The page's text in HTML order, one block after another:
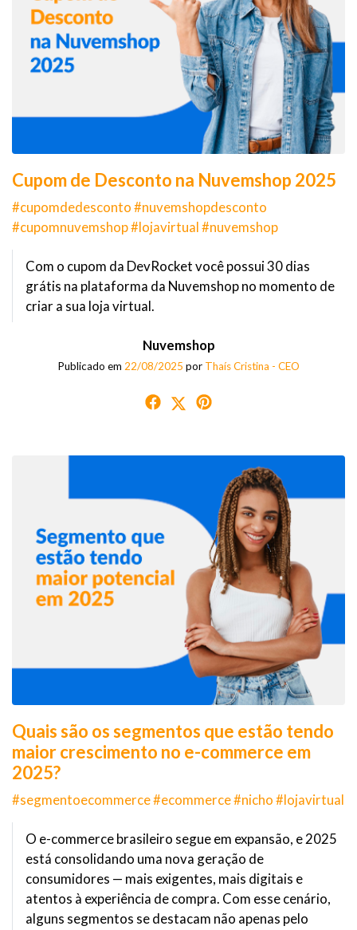
Cupom de Desconto na Nuvemshop 2025
#cupomdedesconto #nuvemshopdesconto
#cupomnuvemshop #lojavirtual #nuvemshop
Com o cupom da DevRocket você possui 30 dias
grátis na plataforma da Nuvemshop no momento de
criar a sua loja virtual.
Nuvemshop
Publicado em 22/08/2025 por Thaís Cristina - CEO
Quais são os segmentos que estão tendo
maior crescimento no e-commerce em
2025?
#segmentoecommerce #ecommerce #nicho #lojavirtual
O e-commerce brasileiro segue em expansão, e 2025
está consolidando uma nova geração de
consumidores — mais exigentes, mais digitais e
atentos à experiência de compra. Com esse cenário,
alguns segmentos se destacam não apenas pelo